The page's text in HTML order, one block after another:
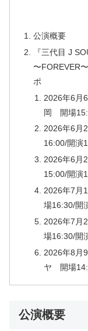
公演概要
『三代目 J
〜FOREVER
ポ
2026年6月
岡 開場
2026年6月
16:00/開演
2026年6月
15:00/開演
2026年7月
場16:30/開
2026年7月
場16:30/開
2026年8月
ヤ 開場
公演概要